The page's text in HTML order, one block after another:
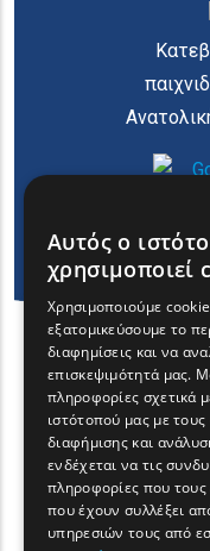
Αυτός ο
χρησιμοποιεί
Χρησιμοποιούμε
εξατομικεύσουμε το
διαφημίσεις και να
επισκεψιμότητά μας.
πληροφορίες σχετικά
ιστότοπού μας με
διαφήμισης και
ενδέχεται να τις
πληροφορίες που τους
που έχουν συλλέξει
υπηρεσιών τους από